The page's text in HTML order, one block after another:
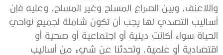
واللاعنف، وبين الصراع المسلح وغير المسلح، وعليه فإن
أساليب التصدي لها يجب أن تكون شاملة لجميع نواحي
الحياة سواء أكانت دينية أو اجتماعية أو صحية أو
اقتصادية أو علمية، وتحدثنا عن شيء من أساليب